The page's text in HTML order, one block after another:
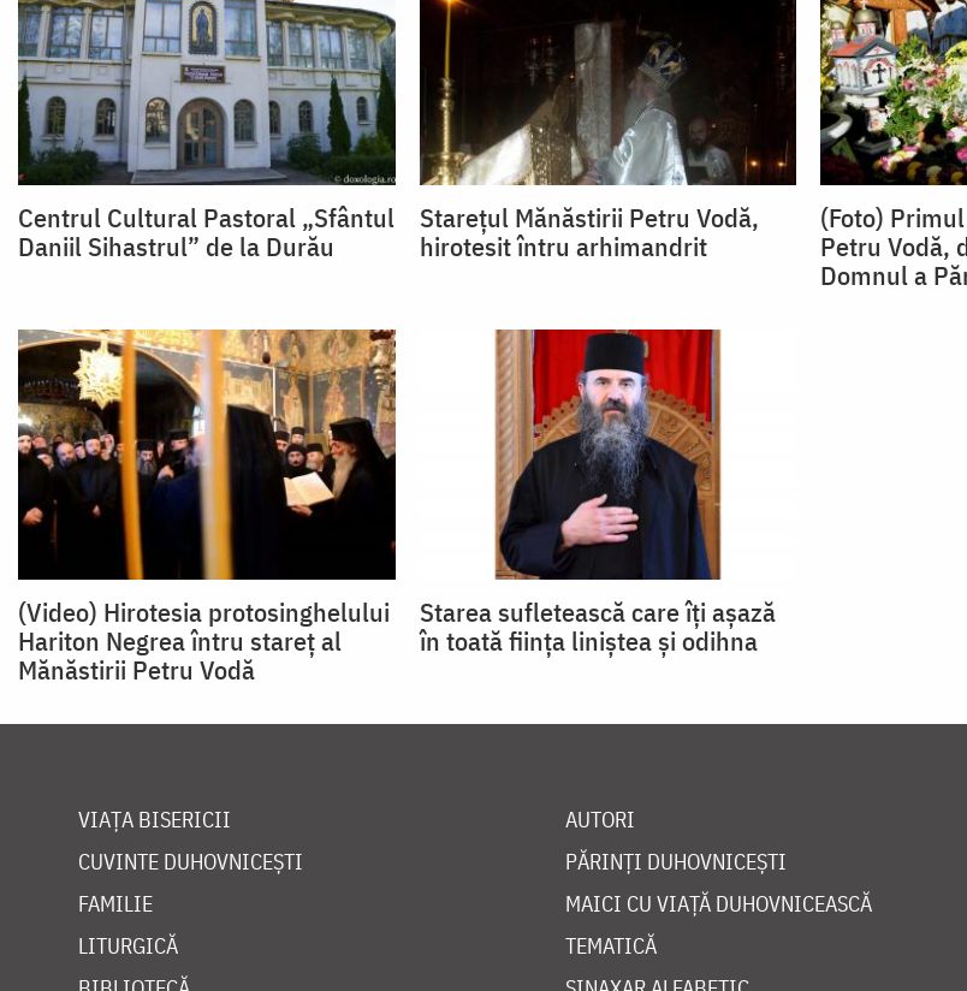
Centrul Cultural Pastoral „Sfântul
Daniil Sihastrul” de la Durău
Starețul Mănăstirii Petru Vodă,
hirotesit întru arhimandrit
(Foto)
Petru Vodă,
Domnul a
(Video) Hirotesia protosinghelului
Hariton Negrea întru stareț al
Mănăstirii Petru Vodă
Starea sufletească care îţi aşază
în toată fiinţa liniştea şi odihna
VIAȚA BISERICII
CUVINTE DUHOVNICEȘTI
FAMILIE
LITURGICĂ
AUTORI
PĂRINȚI DUHOVNICEȘTI
MAICI CU VIAȚĂ DUHOVNICEASCĂ
TEMATICĂ